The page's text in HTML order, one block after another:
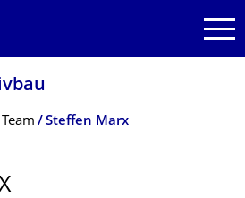
Team Steffen Marx